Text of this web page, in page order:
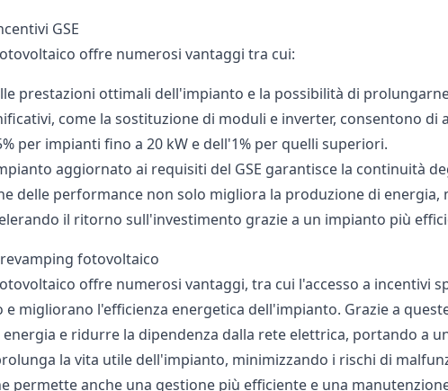
GSE
offre numerosi vantaggi tra cui:
prestazioni ottimali dell'impianto e la possibilità di
come la sostituzione di moduli e inverter, consentono di
per impianti fino a 20 kW e dell'1% per quelli superiori.
aggiornato ai requisiti del GSE garantisce la continuità
delle performance non solo migliora la produzione di
il ritorno sull'investimento grazie a un impianto più
fotovoltaico
offre numerosi vantaggi, tra cui l'accesso a incentivi
migliorano l'efficienza energetica dell'impianto. Grazie a
e ridurre la dipendenza dalla rete elettrica, portando a
la vita utile dell'impianto, minimizzando i rischi di
permette anche una gestione più efficiente e una